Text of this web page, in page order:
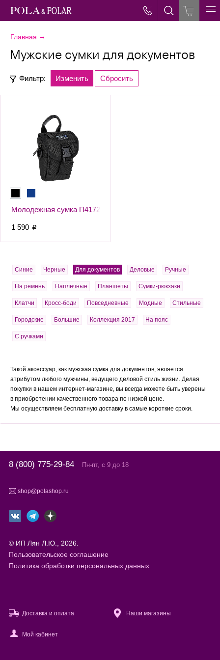
Главная →
Мужские сумки для документов
Фильтр: Изменить Сбросить
Молодежная сумка П4172
1 590 p
Синие Черные Для документов Деловые Ручные
На ремень Наплечные Планшеты Сумки-рюкзаки
Клатчи Кросс-боди Повседневные Модные Стильные
Городские Большие Коллекция 2017 На пояс
С ручками
Такой аксессуар, как мужская сумка для документов, является
атрибутом любого мужчины, ведущего деловой стиль жизни. Делая
покупки в нашем интернет-магазине, вы всегда можете быть уверены
в приобретении качественного товара по низкой цене.
Мы осуществляем бесплатную доставку в самые короткие сроки.
8 (800) 775-29-84 Пн-пт, с 9 до 18
shop@polashop.ru
© ИП Лян Л.Ю., 2026.
Пользовательское соглашение
Политика обработки персональных данных
Доставка и оплата Наши магазины
Мой кабинет